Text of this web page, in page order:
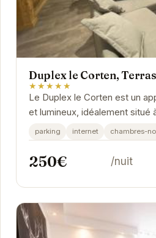
Duplex le Corten,
★★★★★
Le Duplex le Corten est un
et lumineux, idéalement situé
terrasse et son jardin privés,
parking internet chambres-
250€ /nuit